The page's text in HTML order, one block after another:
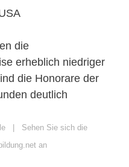
die
erheblich niedriger
die Honorare der
deutlich
| Sehen Sie sich die
an